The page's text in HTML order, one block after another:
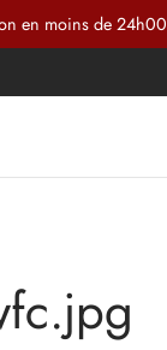
en moins de 24h00